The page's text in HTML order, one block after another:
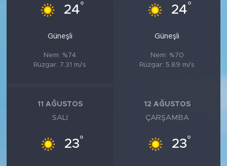
24°
Güneşli
Nem: %74
Rüzgar: 7.31 m/s
24°
Güneşli
Nem: %70
Rüzgar: 5.89 m/s
11 AĞUSTOS
SALI
23°
12 AĞUSTOS
ÇARŞAMBA
23°